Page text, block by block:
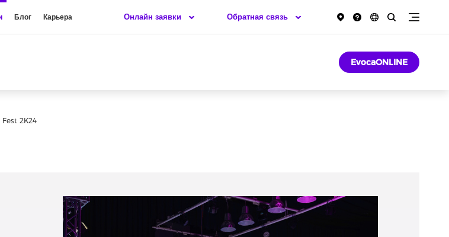
Блог Карьера Обратная связь
Онлайн заявки
EvocaONLINE
2K24